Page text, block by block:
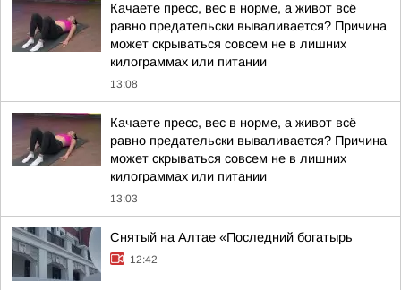
Качаете пресс, вес в норме, а живот всё
равно предательски вываливается? Причина
может скрываться совсем не в лишних
килограммах или питании
13:08
Качаете пресс, вес в норме, а живот всё
равно предательски вываливается? Причина
может скрываться совсем не в лишних
килограммах или питании
13:03
Снятый на Алтае «Последний богатырь
12:42